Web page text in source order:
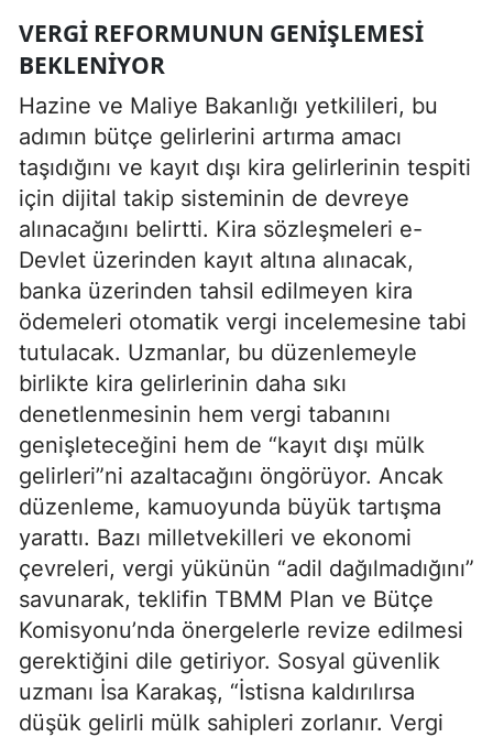
VERGI REFORMUNUN GENIŞLEMESI
BEKLENIYOR
Hazine ve Maliye Bakanlığı yetkilileri, bu
adımın bütçe gelirlerini artırma amacı
taşıdığını ve kayıt dışı kira gelirlerinin tespiti
için dijital takip sisteminin de devreye
alınacağını belirtti. Kira sözleşmeleri e-
Devlet üzerinden kayıt altına alınacak,
banka üzerinden tahsil edilmeyen kira
ödemeleri otomatik vergi incelemesine tabi
tutulacak. Uzmanlar, bu düzenlemeyle
birlikte kira gelirlerinin daha sıkı
denetlenmesinin hem vergi tabanını
genişleteceğini hem de “kayıt dışı mülk
gelirleri”ni azaltacağını öngörüyor. Ancak
düzenleme, kamuoyunda büyük tartışma
yarattı. Bazı milletvekilleri ve ekonomi
çevreleri, vergi yükünün “adil dağılmadığını”
savunarak, teklifin TBMM Plan ve Bütçe
Komisyonu’nda önergelerle revize edilmesi
gerektiğini dile getiriyor. Sosyal güvenlik
uzmanı İsa Karakaş, “İstisna kaldırılırsa
düşük gelirli mülk sahipleri zorlanır. Vergi